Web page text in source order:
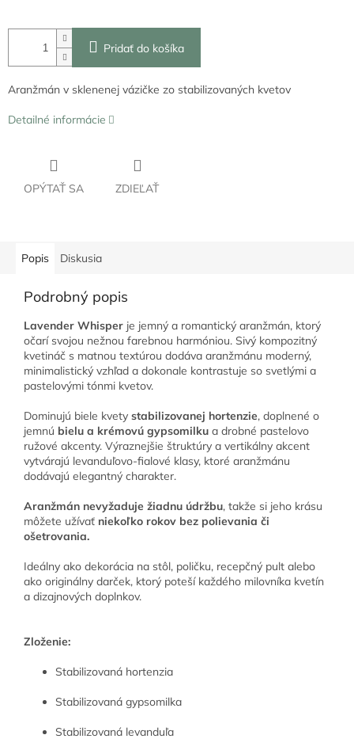
Pridať do košíka
Aranžmán v sklenenej vázičke zo stabilizovaných kvetov
Detailné informácie
OPÝTAŤ SA ZDIEĽAŤ
Popis Diskusia
Podrobný popis
Lavender Whisper je jemný a romantický aranžmán, ktorý
očarí svojou nežnou farebnou harmóniou. Sivý kompozitný
kvetináč s matnou textúrou dodáva aranžmánu moderný,
minimalistický vzhľad a dokonale kontrastuje so svetlými a
pastelovými tónmi kvetov.
Dominujú biele kvety stabilizovanej hortenzie, doplnené o
jemnú bielu a krémovú gypsomilku a drobné pastelovo
ružové akcenty. Výraznejšie štruktúry a vertikálny akcent
vytvárajú levanduľovo-fialové klasy, ktoré aranžmánu
dodávajú elegantný charakter.
Aranžmán nevyžaduje žiadnu údržbu, takže si jeho krásu
môžete užívať niekoľko rokov bez polievania či
ošetrovania.
Ideálny ako dekorácia na stôl, poličku, recepčný pult alebo
ako originálny darček, ktorý poteší každého milovníka kvetín
a dizajnových doplnkov.
Zloženie:
Stabilizovaná hortenzia
Stabilizovaná gypsomilka
Stabilizovaná levanduľa